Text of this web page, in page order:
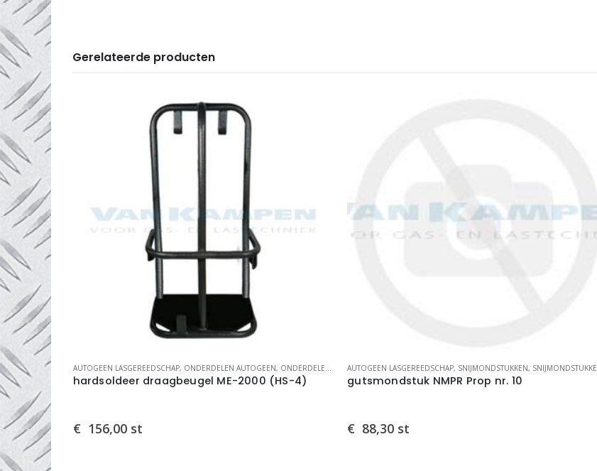
Gerelateerde producten
AUTOGEEN LASGEREEDSCHAP AUTOGEEN LASGEREEDSCHAP, ONDERDELEN AUTOGEEN, ONDERDELEN EN REPARATIESETS
hardsoldeer draagbeugel ME-2000 (HS-4)
€ 156,00 st
AUTOGEEN LASGEREEDSCHAP, SNIJMONDSTUKKEN, SNIJMONDSTUKKEN DIVERSE
gutsmondstuk NMPR Prop nr. 10
€ 88,30 st